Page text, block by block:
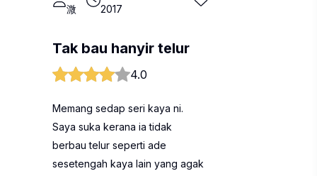
溦
2017
Tak bau hanyir telur
4.0
Memang sedap seri kaya ni.
Saya suka kerana ia tidak
berbau telur seperti ade
sesetengah kaya lain yang agak